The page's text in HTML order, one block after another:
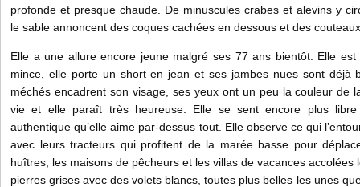
profonde et presque chaude. De minuscules crabes et alevins y
le sable annoncent des coques cachées en dessous et des
Elle a une allure encore jeune malgré ses 77 ans bientôt. Elle est
mince, elle porte un short en jean et ses jambes nues sont déjà
méchés encadrent son visage, ses yeux ont un peu la couleur de
vie et elle paraît très heureuse. Elle se sent encore plus
authentique qu’elle aime par-dessus tout. Elle observe ce qui
avec leurs tracteurs qui profitent de la marée basse pour
huîtres, les maisons de pêcheurs et les villas de vacances accolées
pierres grises avec des volets blancs, toutes plus belles les unes